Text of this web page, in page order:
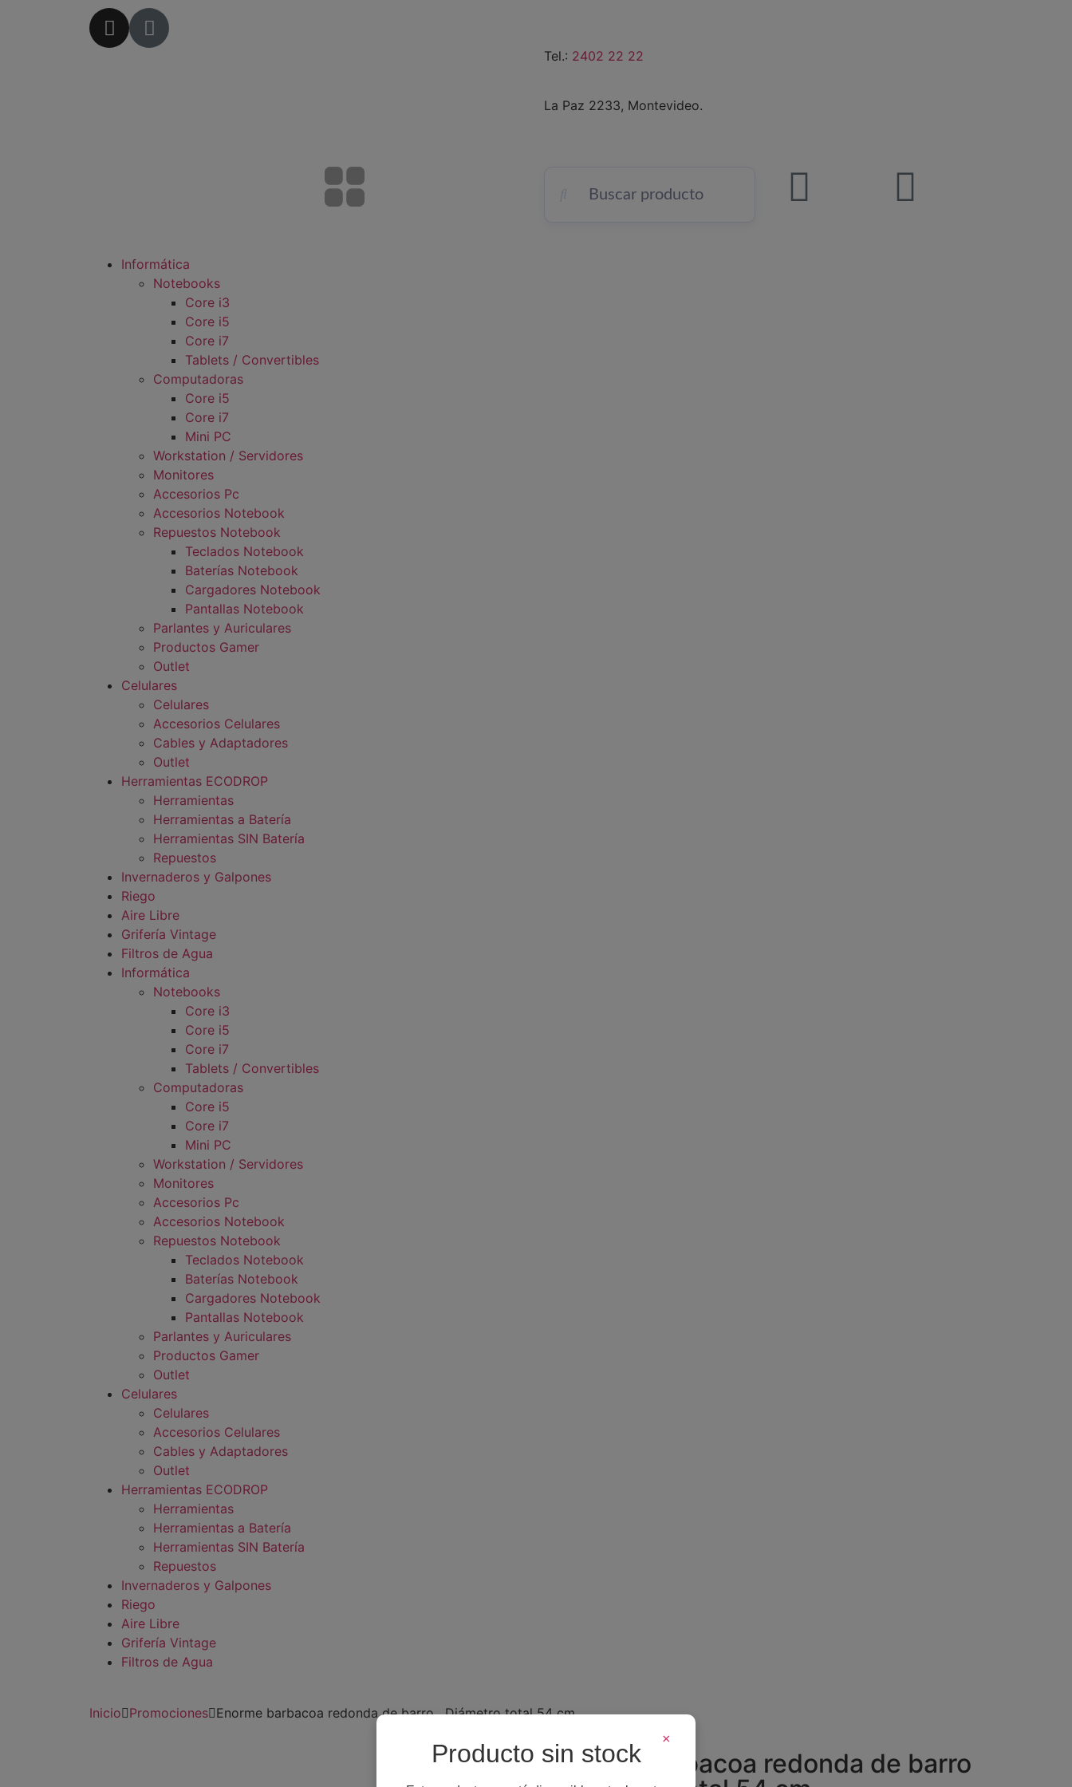
Tel.: 2402 22 22
La Paz 2233, Montevideo.
Informática
Notebooks
Core i3
Core i5
Core i7
Tablets / Convertibles
Computadoras
Core i5
Core i7
Mini PC
Workstation / Servidores
Monitores
Accesorios Pc
Accesorios Notebook
Repuestos Notebook
Teclados Notebook
Baterías Notebook
Cargadores Notebook
Pantallas Notebook
Parlantes y Auriculares
Productos Gamer
Outlet
Celulares
Celulares
Accesorios Celulares
Cables y Adaptadores
Outlet
Herramientas ECODROP
Herramientas
Herramientas a Batería
Herramientas SIN Batería
Repuestos
Invernaderos y Galpones
Riego
Aire Libre
Grifería Vintage
Filtros de Agua
Informática
Notebooks
Core i3
Core i5
Core i7
Tablets / Convertibles
Computadoras
Core i5
Core i7
Mini PC
Workstation / Servidores
Monitores
Accesorios Pc
Accesorios Notebook
Repuestos Notebook
Teclados Notebook
Baterías Notebook
Cargadores Notebook
Pantallas Notebook
Parlantes y Auriculares
Productos Gamer
Outlet
Celulares
Celulares
Accesorios Celulares
Cables y Adaptadores
Outlet
Herramientas ECODROP
Herramientas
Herramientas a Batería
Herramientas SIN Batería
Repuestos
Invernaderos y Galpones
Riego
Aire Libre
Grifería Vintage
Filtros de Agua
Inicio Promociones Enorme barbacoa redonda de barro . Diámetro total 54 cm.
Enorme barbacoa redonda de barro
×
Producto sin stock